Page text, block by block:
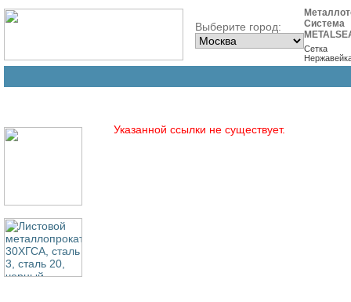
Выберите город:
Система
Сетка
Указанной ссылки не существует.